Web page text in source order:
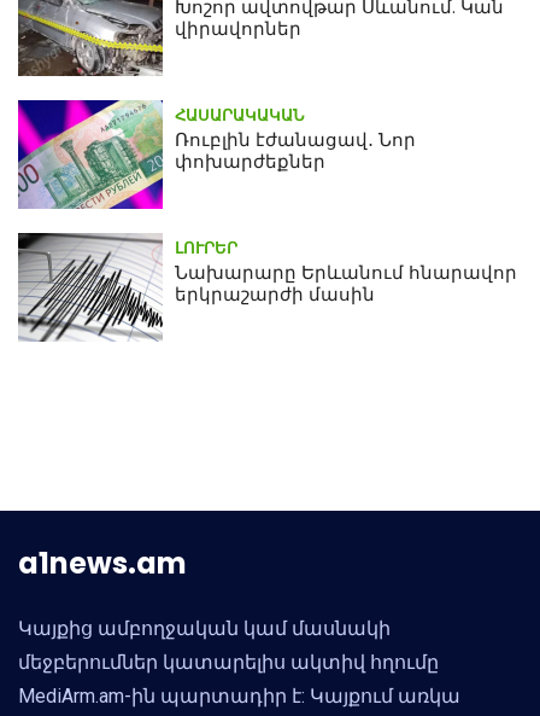
Խոշոր ավտովթար Սևանում. Կան
վիրավորներ
ՀԱՍԱՐԱԿԱԿԱՆ
Ռուբլին էժանացավ․ Նոր
փոխարժեքներ
ԼՈՒՐԵՐ
Նախարարը Երևանում հնարավոր
երկրաշարժի մասին
a1news.am
Կայքից ամբողջական կամ մասնակի
մեջբերումներ կատարելիս ակտիվ հղումը
MediArm.am-ին պարտադիր է: Կայքում առկա